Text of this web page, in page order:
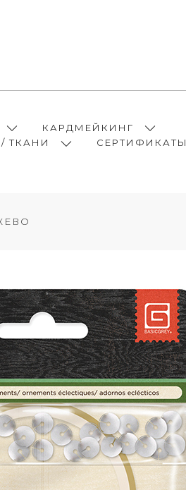
КАРДМЕЙКИНГ
ТКАНИ
СЕРТИФИКАТЫ